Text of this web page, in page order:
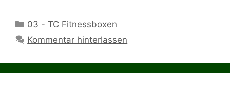
Kategorien
03 - TC Fitnessboxen
Kommentar hinterlassen